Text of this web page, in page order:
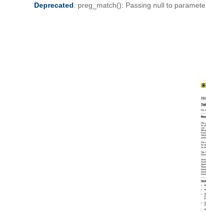
Deprecated: preg_match(): Passing null to